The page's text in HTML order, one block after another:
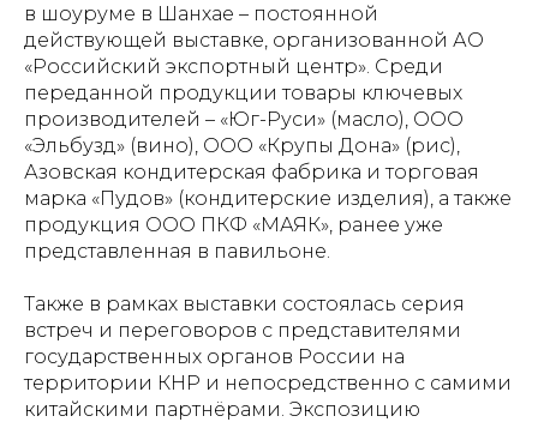
в шоуруме в Шанхае – постоянной
действующей выставке, организованной АО
«Российский экспортный центр». Среди
переданной продукции товары ключевых
производителей – «Юг-Руси» (масло), ООО
«Эльбузд» (вино), ООО «Крупы Дона» (рис),
Азовская кондитерская фабрика и торговая
марка «Пудов» (кондитерские изделия), а также
продукция ООО ПКФ «МАЯК», ранее уже
представленная в павильоне.
Также в рамках выставки состоялась серия
встреч и переговоров с представителями
государственных органов России на
территории КНР и непосредственно с самими
китайскими партнёрами. Экспозицию